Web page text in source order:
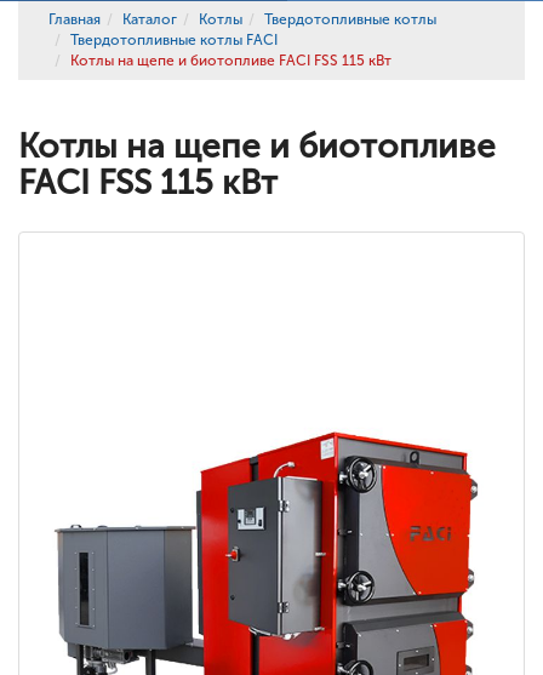
Главная Каталог Котлы
Твердотопливные котлы
Твердотопливные котлы FACI
Котлы на щепе и биотопливе FACI FSS 115 кВт
Котлы на щепе и биотопливе
FACI FSS 115 кВт